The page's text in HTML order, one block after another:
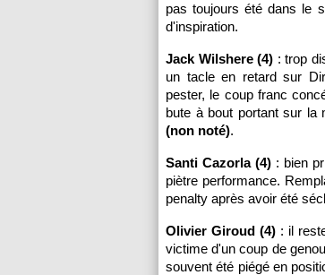
pas toujours été dans le
d'inspiration.
Jack Wilshere (4) : trop
un tacle en retard sur
pester, le coup franc
bute à bout portant sur
(non noté).
Santi Cazorla (4): bien
piètre performance.
penalty après avoir été
Olivier Giroud (4): il
victime d'un coup de
souvent été piégé en